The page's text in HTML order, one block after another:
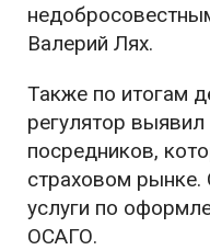
Валерий Лях.
Также по итогам
регулятор
посредников,
страховом рынке.
услуги по
ОСАГО.